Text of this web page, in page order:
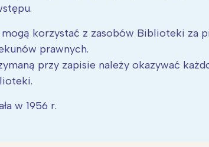
mogą korzystać z zasobów Biblioteki za
prawnych.
przy zapisie należy okazywać
w 1956 r.